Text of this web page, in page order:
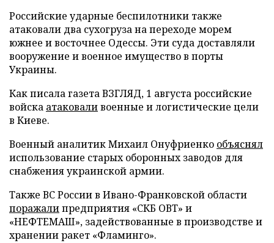
Российские ударные беспилотники также
атаковали два сухогруза на переходе морем
южнее и восточнее Одессы. Эти суда доставляли
вооружение и военное имущество в порты
Украины.
Как писала газета ВЗГЛЯД, 1 августа российские
войска атаковаливоенные и логистические цели
в Киеве.
Военный аналитик Михаил Онуфриенко объяснял
использование старых оборонных заводов для
снабжения украинской армии.
Также ВС России в Ивано-Франковской области
поражалипредприятия «СКБ ОВТ» и
«НЕФТЕМАШ», задействованные в производстве и
хранении ракет «Фламинго».